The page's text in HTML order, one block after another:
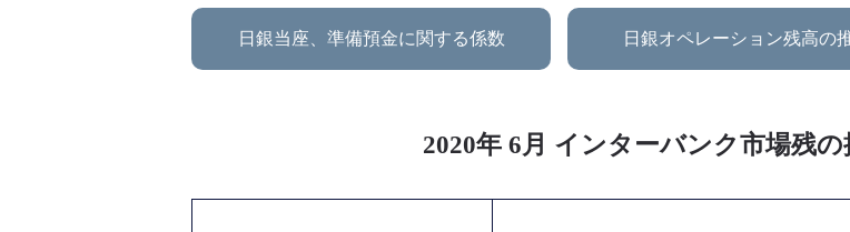
日銀当座、準備預金に関する係数 日銀オペレーション残高の
2020年 6月 インターバンク市場残の